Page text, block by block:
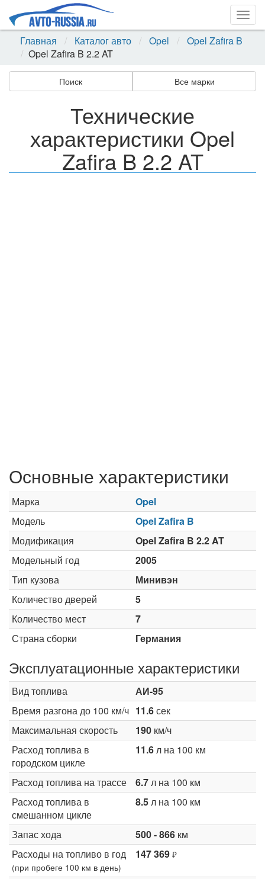
Главная
Каталог авто Opel
Opel Zafira B
Opel Zafira B 2.2 AT
Поиск Все марки
Технические
характеристики Opel
Zafira B 2.2 AT
Основные характеристики
Марка
Opel
Модель
Opel Zafira B
Модификация
Opel Zafira B 2.2 AT
Модельный год
2005
Тип кузова
Минивэн
Количество дверей
5
Количество мест
7
Страна сборки
Германия
Эксплуатационные характеристики
Вид топлива
АИ-95
Время разгона до 100 км/ч 11.6сек
Максимальная скорость
190 км/ч
Расход топлива в
городском цикле
11.6л на 100 км
Расход топлива на трассе 6.7л на 100 км
Расход топлива в
смешанном цикле
8.5л на 100 км
Запас хода 500 - 866 км
Расходы на топливо в год
(при пробеге 100 км в день)
147 369 ₽